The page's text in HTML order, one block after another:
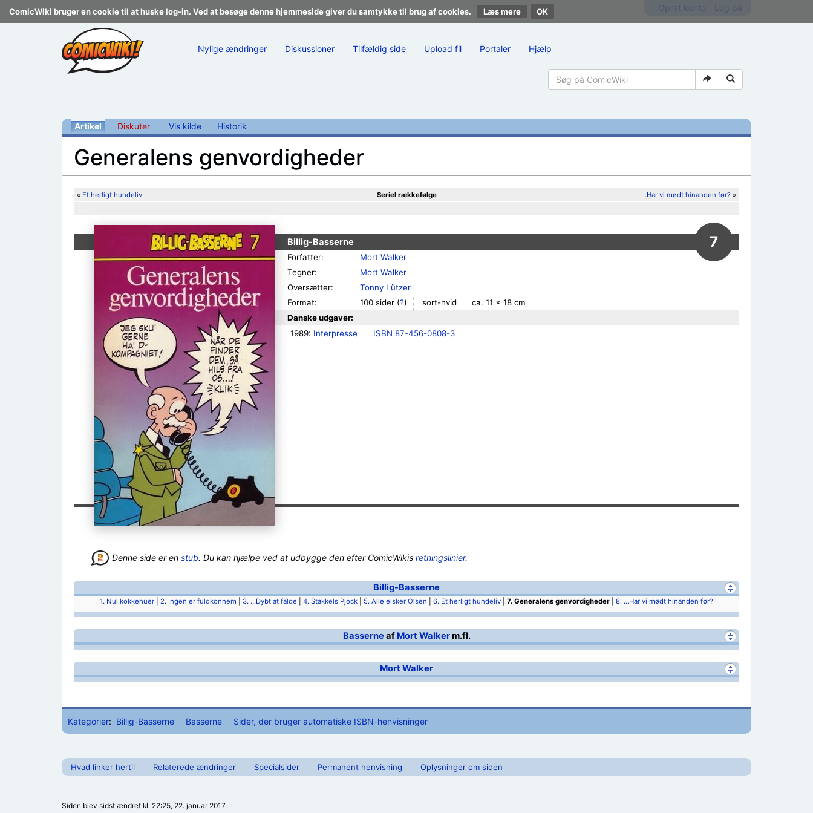
ComicWiki bruger en cookie til at huske log-in. Ved at besøge denne hjemmeside giver du samtykke til brug af cookies. Læs mere
Nylige ændringer Diskussioner Tilfældig side Upload fil Portaler Hjælp
Artikel Diskuter Vis kilde Historik
Generalens genvordigheder
« Et herligt hundeliv Seriel rækkefølge ...Har vi mødt hinanden før? »
Billig-Basserne 7
Forfatter:
Mort Walker
Tegner:
Mort Walker
Oversætter:
Tonny Lützer
Format:
100 sider (?) sort-hvid
ca. 11 × 18 cm
Danske udgaver:
1989: Interpresse ISBN 87-456-0808-3
Denne side er en stub. Du kan hjælpe ved at udbygge den efter ComicWikis retningslinier.
Billig-Basserne
1. Nul kokkehuer 2. Ingen er fuldkonnem 3. ...Dybt at falde 4. Stakkels Pjock 5. Alle elsker Olsen 6. Et herligt hundeliv 7. Generalens genvordigheder 8. ...Har vi mødt hinanden før?
Basserne af Mort Walkerm.fl.
Mort Walker
Kategorier: Billig-Basserne Basserne Sider, der bruger automatiske ISBN-henvisninger
Hvad linker hertil Relaterede ændringer Specialsider Permanent henvisning Oplysninger om siden
Siden blev sidst ændret kl. 22:25, 22. januar 2017.